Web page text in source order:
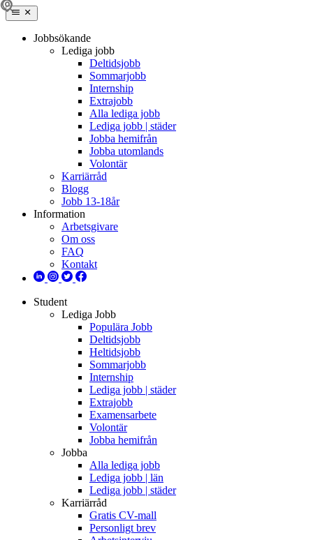
Jobbsökande
Lediga jobb
Deltidsjobb
Sommarjobb
Internship
Extrajobb
Alla lediga jobb
Lediga jobb | städer
Jobba hemifrån
Jobba utomlands
Volontär
Karriärråd
Blogg
Jobb 13-18år
Information
Arbetsgivare
Om oss
FAQ
Kontakt
Student
Lediga Jobb
Populära Jobb
Deltidsjobb
Heltidsjobb
Sommarjobb
Internship
Lediga jobb | städer
Extrajobb
Examensarbete
Volontär
Jobba hemifrån
Jobba
Alla lediga jobb
Lediga jobb | län
Lediga jobb | städer
Karriärråd
Gratis CV-mall
Personligt brev